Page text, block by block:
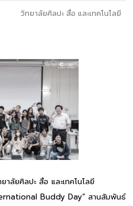
วิทยาลัยศิลปะ สื่อ และเทคโนโลยี
ศิลปะ สื่อ และเทคโนโลยี
Buddy Day” สานสัมพันธ์